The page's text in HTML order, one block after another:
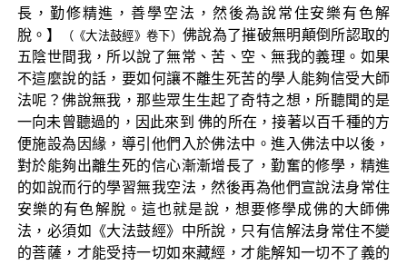
長，勤修精進，善學空法，然後為說常住安樂有色解
脫。】
（《大法鼓經》卷下） 佛說為了摧破無明顛倒所認取的
五陰世間我，所以說了無常、苦、空、無我的義理。如果
不這麼說的話，要如何讓不離生死苦的學人能夠信受大師
法呢？佛說無我，那些眾生生起了奇特之想，所聽聞的是
一向未曾聽過的，因此來到 佛的所在，接著以百千種的方
便施設為因緣，導引他們入於佛法中。進入佛法中以後，
對於能夠出離生死的信心漸漸增長了，勤奮的修學，精進
的如說而行的學習無我空法，然後再為他們宣說法身常住
安樂的有色解脫。這也就是說，想要修學成佛的大師佛
法，必須如《大法鼓經》中所說，只有信解法身常住不變
的菩薩，才能受持一切如來藏經，才能解知一切不了義的